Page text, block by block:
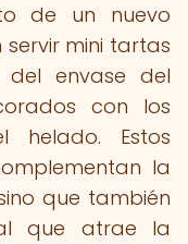
de un nuevo
mini tartas
envase del
con los
helado. Estos
la
que también
que atrae la